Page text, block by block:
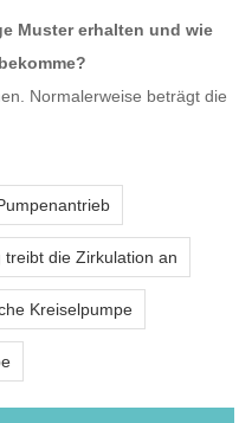
Muster erhalten und wie
Normalerweise beträgt die
die Zirkulation an
Kreiselpumpe